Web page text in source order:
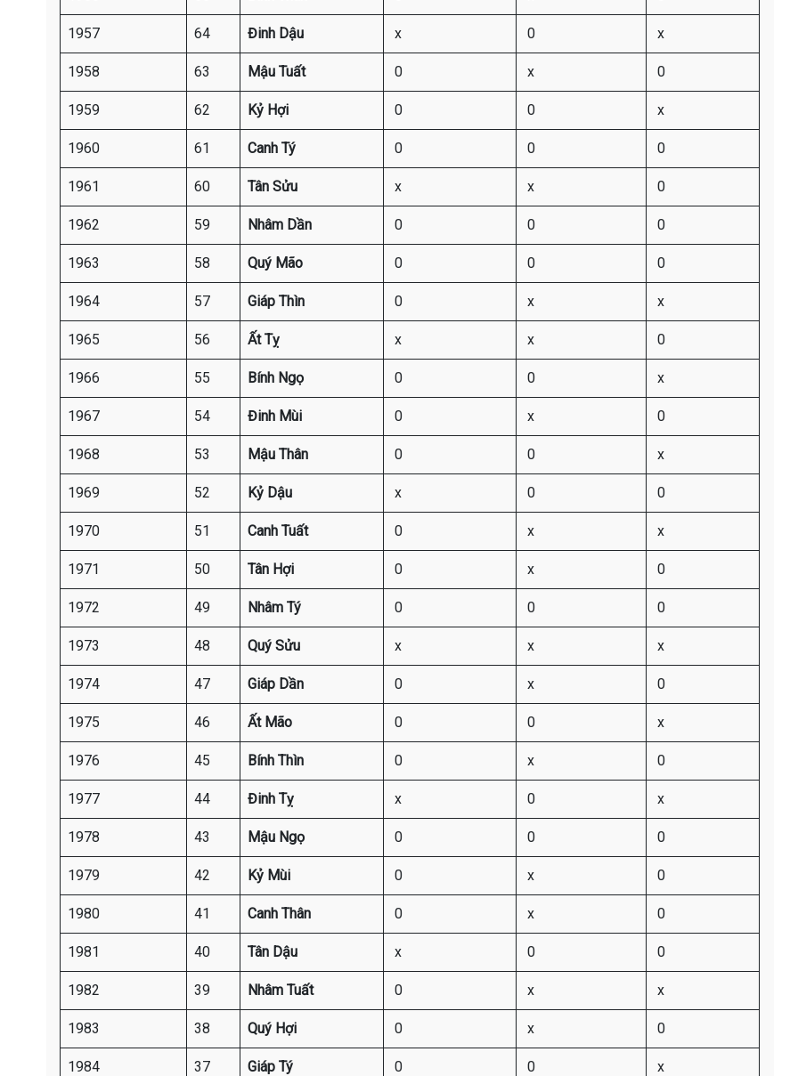
1957 64 Đinh Dậu x 0 x
1958 63 Mậu Tuất 0 x 0
1959 62 Kỷ Hợi 0 0 x
1960 61 Canh Tý 0 0 0
1961 60 Tân Sửu x x 0
1962 59 Nhâm Dần 0 0 0
1963 58 Quý Mão 0 0 0
1964 57 Giáp Thìn 0 x x
1965 56 Ất Tỵ x x 0
1966 55 Bính Ngọ 0 0 x
1967 54 Đinh Mùi 0 x 0
1968 53 Mậu Thân 0 0 x
1969 52 Kỷ Dậu x 0 0
1970 51 Canh Tuất 0 x x
1971 50 Tân Hợi 0 x 0
1972 49 Nhâm Tý 0 0 0
1973 48 Quý Sửu x x x
1974 47 Giáp Dần 0 x 0
1975 46 Ất Mão 0 0 x
1976 45 Bính Thìn 0 x 0
1977 44 Đinh Tỵ x 0 x
1978 43 Mậu Ngọ 0 0 0
1979 42 Kỷ Mùi 0 x 0
1980 41 Canh Thân 0 x 0
1981 40 Tân Dậu x 0 0
1982 39 Nhâm Tuất 0 x x
1983 38 Quý Hợi 0 x 0
1984 37 Giáp Tý 0 0 x